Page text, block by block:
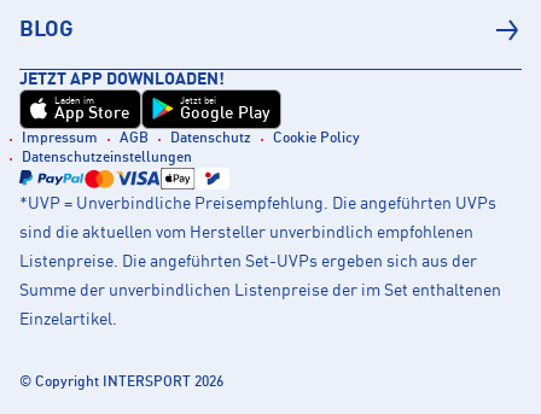
BLOG
JETZT APP DOWNLOADEN!
Laden im
App Store
Jetzt bei
Google Play
Impressum AGB Datenschutz
Cookie Policy
Datenschutzeinstellungen
*UVP = Unverbindliche Preisempfehlung. Die angeführten UVPs
sind die aktuellen vom Hersteller unverbindlich empfohlenen
Listenpreise. Die angeführten Set-UVPs ergeben sich aus der
Summe der unverbindlichen Listenpreise der im Set enthaltenen
Einzelartikel.
© Copyright INTERSPORT 2026